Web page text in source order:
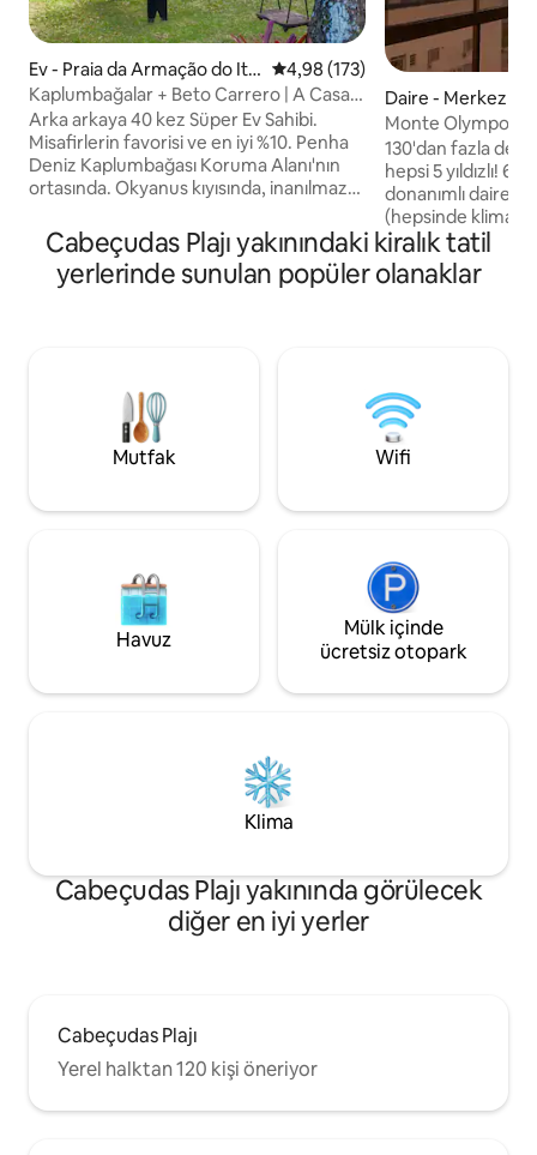
Ev - Praia da Armação do Ita
pocorói
5 üzerinden ortalama 4,98
4,98 (173)
Kaplumbağalar + Beto Carrero | A Casa
do Pôr do Sol®
Arka arkaya 40 kez Süper Ev Sahibi.
Misafirlerin favorisi ve en iyi %10. Penha
Deniz Kaplumbağası Koruma Alanı'nın
ortasında. Okyanus kıyısında, inanılmaz
dakika mesafede. Temiz hava, ısıtma ve
soğutma. Okyanusun, teknelerin,
kaplumbağaların, ormanın, dağların, gün
Promosyon 40x Süper Ev Sahibi: 3
geceden başlayarak %20'ye varan
kademeli indirim (çift kişilik yatak için
taban fiyat). Keyfini çıkarın!
Daire - Merkez
Monte Olympos |
süit+2 oda | Klima
130'dan fazla
hepsi 5 yıldızlı! 6 misafire kadar tam
donanımlı daire: - 1 süit + 2 yatak odası
(hepsinde klima
deniz manzaralı) - Doğrudan Barra Norte
manzaralı oturma
donanımlı mutfak ve
-
takımı ve banyo havluları -
dostu
Cabeçudas Plajı yakınındaki kiralık tatil
yerlerinde sunulan popüler olanaklar
Mutfak Wifi
Havuz
Mülk içinde
ücretsiz otopark
Klima
Cabeçudas Plajı yakınında görülecek
diğer en iyi yerler
Cabeçudas Plajı
Yerel halktan 120 kişi öneriyor